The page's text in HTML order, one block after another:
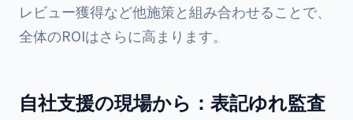
レビュー獲得など他施策と組み合わせることで、
全体のROIはさらに高まります。
自社支援の現場から：表記ゆれ監査